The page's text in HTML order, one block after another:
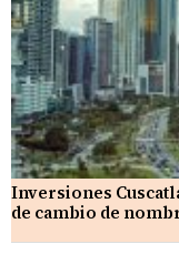
Inversiones
de cambio de